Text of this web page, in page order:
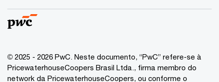
© 2025 - 2026 PwC. Neste documento, “PwC” refere-se à
PricewaterhouseCoopers Brasil Ltda., firma membro do
network da PricewaterhouseCoopers, ou conforme o